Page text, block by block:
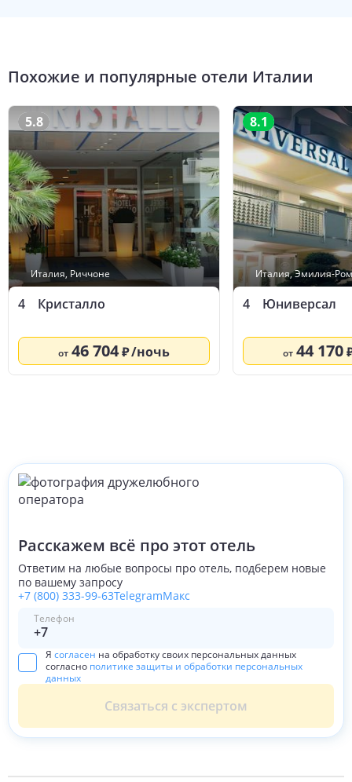
Похожие и популярные отели Италии
5.8
Италия, Риччоне
4 Кристалло
от 46 704 /ночь
8.1
Италия,Эмилия-
4 Юниверсал
от 44 170
Расскажем всё про этот отель
Ответим на любые вопросы про отель, подберем новые
по вашему запросу
+7 (800) 333-99-63TelegramМакс
Телефон
Я согласен на обработку своих персональных данных
согласно политике защиты и обработки персональных
данных
Связаться с экспертом